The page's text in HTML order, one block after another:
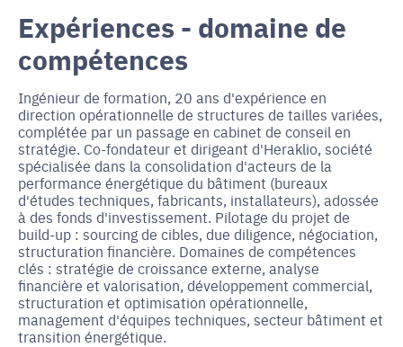
Expériences - domaine de
compétences
Ingénieur de formation, 20 ans d'expérience en
direction opérationnelle de structures de tailles variées,
complétée par un passage en cabinet de conseil en
stratégie. Co-fondateur et dirigeant d'Heraklio, société
spécialisée dans la consolidation d'acteurs de la
performance énergétique du bâtiment (bureaux
d'études techniques, fabricants, installateurs), adossée
à des fonds d'investissement. Pilotage du projet de
build-up : sourcing de cibles, due diligence, négociation,
structuration financière. Domaines de compétences
clés : stratégie de croissance externe, analyse
financière et valorisation, développement commercial,
structuration et optimisation opérationnelle,
management d'équipes techniques, secteur bâtiment et
transition énergétique.